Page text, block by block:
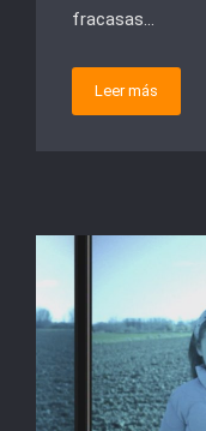
fracasas…
Leer más